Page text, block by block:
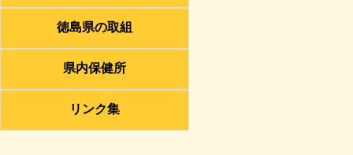
徳島県の取組
県内保健所
リンク集